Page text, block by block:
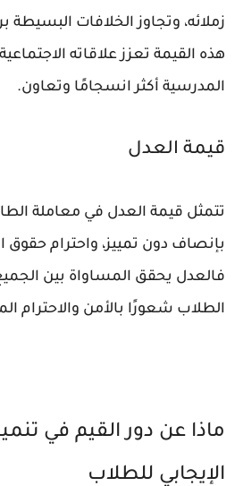
زملائه، وتجاوز الخلافات البسيطة
هذه القيمة تعزز علاقاته
المدرسية أكثر انسجامًا وتعاون.
قيمة العدل
تتمثل قيمة العدل في معاملة
بإنصاف دون تمييز، واحترام حقوق
فالعدل يحقق المساواة بين
الطلاب شعورًا بالأمن والاحترام
ماذا عن دور القيم في
الإيجابي للطلاب